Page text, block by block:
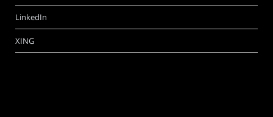
LinkedIn
XING